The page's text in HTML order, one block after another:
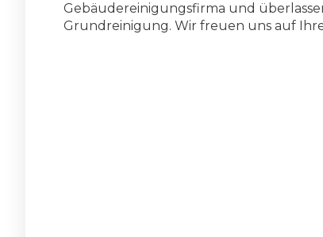
Gebäudereinigungsfirma und
Grundreinigung. Wir freuen uns auf